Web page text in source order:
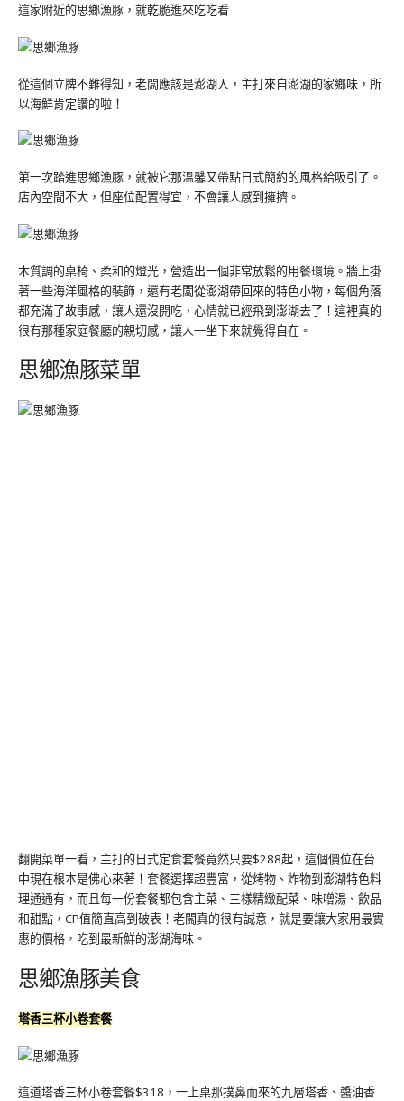
這家附近的思鄉漁豚，就乾脆進來吃吃看
從這個立牌不難得知，老闆應該是澎湖人，主打來自澎湖的家鄉味，所
以海鮮肯定讚的啦！
第一次踏進思鄉漁豚，就被它那溫馨又帶點日式簡約的風格給吸引了。
店內空間不大，但座位配置得宜，不會讓人感到擁擠。
木質調的桌椅、柔和的燈光，營造出一個非常放鬆的用餐環境。牆上掛
著一些海洋風格的裝飾，還有老闆從澎湖帶回來的特色小物，每個角落
都充滿了故事感，讓人還沒開吃，心情就已經飛到澎湖去了！這裡真的
很有那種家庭餐廳的親切感，讓人一坐下來就覺得自在。
思鄉漁豚菜單
翻開菜單一看，主打的日式定食套餐竟然只要$288起，這個價位在台
中現在根本是佛心來著！套餐選擇超豐富，從烤物、炸物到澎湖特色料
理通通有，而且每一份套餐都包含主菜、三樣精緻配菜、味噌湯、飲品
和甜點，CP值簡直高到破表！老闆真的很有誠意，就是要讓大家用最實
惠的價格，吃到最新鮮的澎湖海味。
思鄉漁豚美食
塔香三杯小卷套餐
這道塔香三杯小卷套餐$318，一上桌那撲鼻而來的九層塔香、醬油香